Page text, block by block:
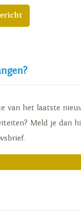
van het laatste
Meld je dan